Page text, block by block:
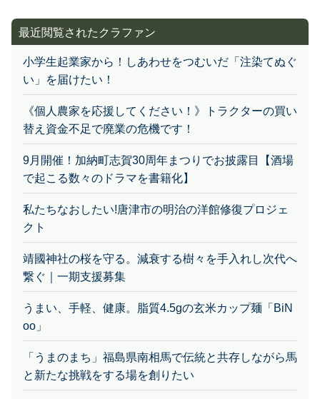
小学生起業家から！しあわせをつむいだ「注染てぬぐ
い」を届けたい！
《個人農家を応援してください！》トラクターの買い
替え資金不足で廃業の危機です！
9月開催！加納町志賀30周年まつりでお披露目【酒場
で起こる数々のドラマを書籍化】
私たちなおしたい!唐津市の明治の洋館修復プロジェ
クト
靖國神社の桜を守る。減衰する樹々を手入れし次代へ
繋ぐ｜一期支援募集
うまい、手軽、健康。脂質4.5gの玄米カップ麺「BiN
oo」
「うまのまち」福島県南相馬で伝統と共存しながら馬
と新たな挑戦をする場を創りたい